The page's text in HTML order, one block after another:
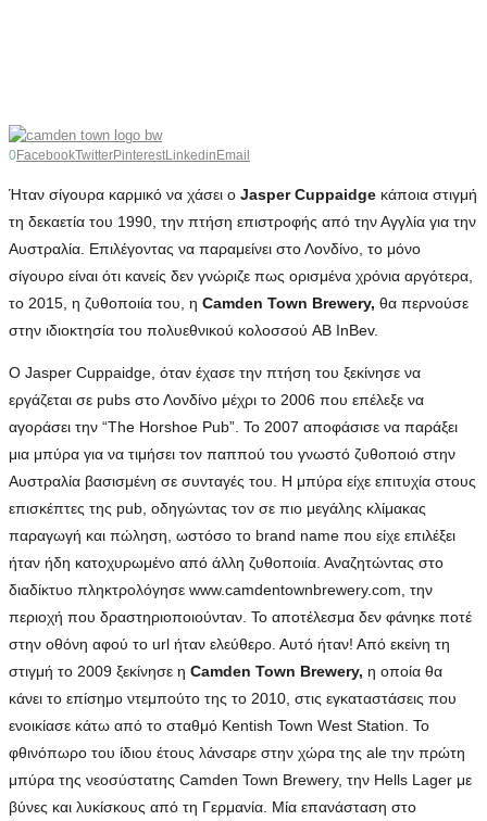
0FacebookTwitterPinterestLinkedin Email
Ήταν σίγουρα καρμικό να χάσει ο Jasper Cuppaidge κάποια στιγμή
τη δεκαετία του 1990, την πτήση επιστροφής από την Αγγλία για την
Αυστραλία. Επιλέγοντας να παραμείνει στο Λονδίνο, το μόνο
σίγουρο είναι ότι κανείς δεν γνώριζε πως ορισμένα χρόνια αργότερα,
το 2015, η ζυθοποιία του, η Camden Town Brewery, θα περνούσε
στην ιδιοκτησία του πολυεθνικού κολοσσού AB InBev.
Ο Jasper Cuppaidge, όταν έχασε την πτήση του ξεκίνησε να
εργάζεται σε pubs στο Λονδίνο μέχρι το 2006 που επέλεξε να
αγοράσει την “The Horshoe Pub”. Το 2007 αποφάσισε να παράξει
μια μπύρα για να τιμήσει τον παππού του γνωστό ζυθοποιό στην
Αυστραλία βασισμένη σε συνταγές του. Η μπύρα είχε επιτυχία στους
επισκέπτες της pub, οδηγώντας τον σε πιο μεγάλης κλίμακας
παραγωγή και πώληση, ωστόσο το brand name που είχε επιλέξει
ήταν ήδη κατοχυρωμένο από άλλη ζυθοποιία. Αναζητώντας στο
διαδίκτυο πληκτρολόγησε www.camdentownbrewery.com, την
περιοχή που δραστηριοποιούνταν. Το αποτέλεσμα δεν φάνηκε ποτέ
στην οθόνη αφού το url ήταν ελεύθερο. Αυτό ήταν! Από εκείνη τη
στιγμή το 2009 ξεκίνησε η Camden Town Brewery, η οποία θα
κάνει το επίσημο ντεμπούτο της το 2010, στις εγκαταστάσεις που
ενοικίασε κάτω από το σταθμό Kentish Town West Station. Το
φθινόπωρο του ίδιου έτους λάνσαρε στην χώρα της ale την πρώτη
μπύρα της νεοσύστατης Camden Town Brewery, την Hells Lager με
βύνες και λυκίσκους από τη Γερμανία. Μία επανάσταση στο